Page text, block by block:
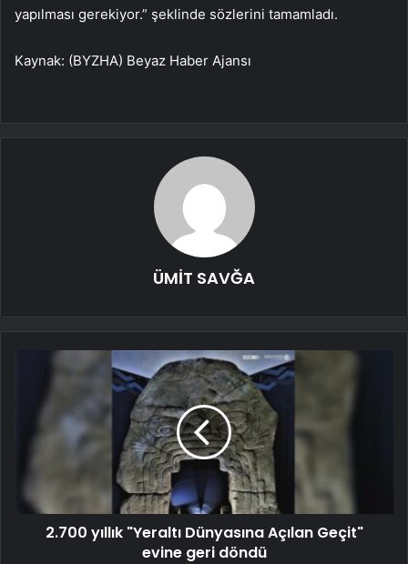
yapılması gerekiyor.” şeklinde sözlerini tamamladı.
Kaynak: (BYZHA) Beyaz Haber Ajansı
ÜMİT SAVĞA
2.700 yıllık "Yeraltı Dünyasına Açılan Geçit"
evine geri döndü